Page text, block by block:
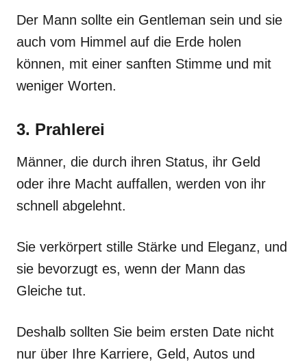
Der Mann sollte ein Gentleman sein und sie
auch vom Himmel auf die Erde holen
können, mit einer sanften Stimme und mit
weniger Worten.
3. Prahlerei
Männer, die durch ihren Status, ihr Geld
oder ihre Macht auffallen, werden von ihr
schnell abgelehnt.
Sie verkörpert stille Stärke und Eleganz, und
sie bevorzugt es, wenn der Mann das
Gleiche tut.
Deshalb sollten Sie beim ersten Date nicht
nur über Ihre Karriere, Geld, Autos und